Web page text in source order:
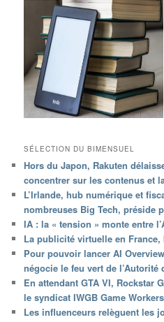
SÉLECTION DU BIMENSUEL
Hors du Japon, Rakuten
concentrer sur les contenus et
L’Irlande, hub numérique et
nombreuses Big Tech, préside
IA : la « tension » monte entre
La publicité virtuelle en France,
Pour pouvoir lancer AI
négocie le feu vert de l’Autorité
En attendant GTA VI, Rockstar
le syndicat IWGB Game
Les influenceurs relèguent les